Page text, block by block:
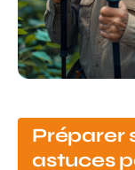
Préparer
astuces